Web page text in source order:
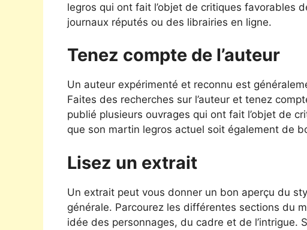
legros qui ont fait l’objet de critiques favorables
journaux réputés ou des librairies en ligne.
Tenez compte de l’auteur
Un auteur expérimenté et reconnu est
Faites des recherches sur l’auteur et tenez
publié plusieurs ouvrages qui ont fait l’objet de
que son martin legros actuel soit également de
Lisez un extrait
Un extrait peut vous donner un bon aperçu du
générale. Parcourez les différentes sections du
idée des personnages, du cadre et de l’intrigue.